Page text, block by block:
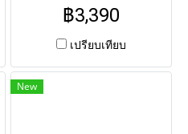
ชนม์ครั้งสุดท้าย จัดโดยช่างมือ
อาชีพ จัดส่งตรงถึงศาลาวัด
฿3,390
เปรียบเทียบ
New